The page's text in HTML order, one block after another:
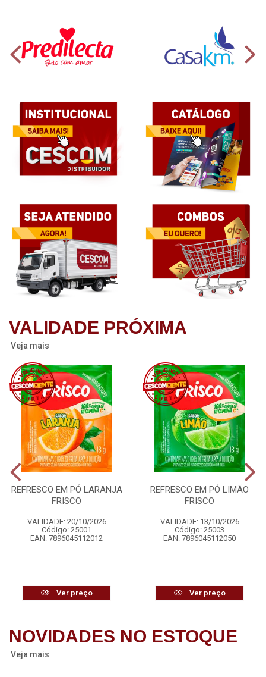
VALIDADE PRÓXIMA
Veja mais
REFRESCO EM PÓ LARANJA
FRISCO
VALIDADE: 20/10/2026
Código: 25001
EAN: 7896045112012
Ver preço
REFRESCO EM PÓ LIMÃO
FRISCO
VALIDADE: 13/10/2026
Código: 25003
EAN: 7896045112050
Ver preço
NOVIDADES NO ESTOQUE
Veja mais